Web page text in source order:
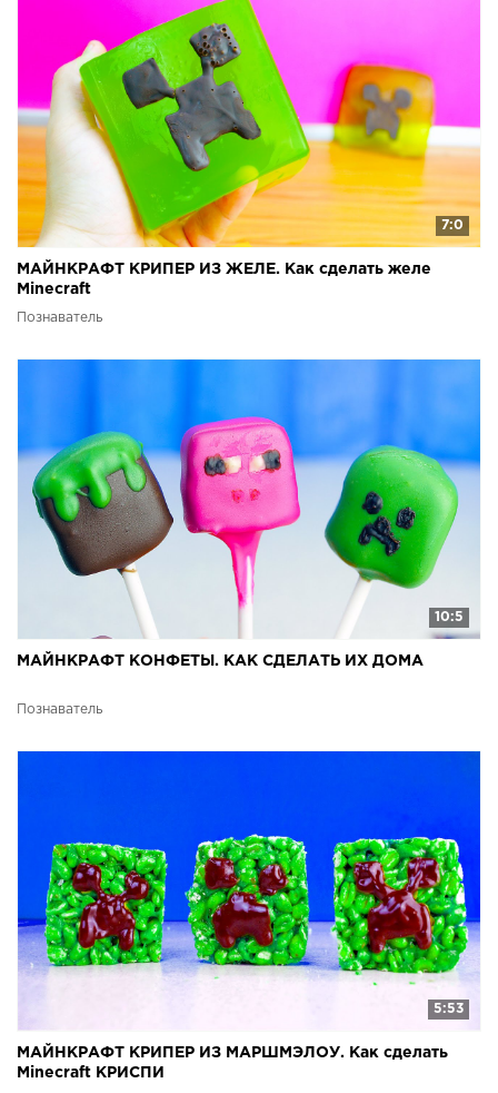
7:0
МАЙНКРАФТ КРИПЕР ИЗ ЖЕЛЕ. Как сделать желе
Minecraft
Познаватель
10:5
МАЙНКРАФТ КОНФЕТЫ. КАК СДЕЛАТЬ ИХ ДОМА
Познаватель
5:53
МАЙНКРАФТ КРИПЕР ИЗ МАРШМЭЛОУ. Как сделать
Minecraft КРИСПИ